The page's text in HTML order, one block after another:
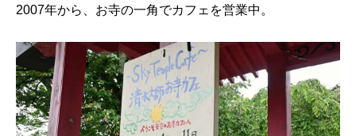
2007年から、お寺の一角でカフェを営業中。